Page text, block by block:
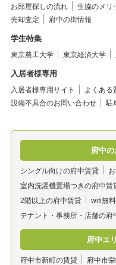
お部屋探しの流れ 生協のメリ
売却査定
府中の街情報
学生特集
東京農工大学 東京経済大学
入居者様専用
入居者様専用サイト よくある
設備不具合のお問い合わせ
駐
府中
シングル向けの府中賃貸
室内洗濯機置場つきの府中賃
2階以上の府中賃貸
wifi無
テナント・事務所・店舗の府
府中エ
府中市新町の賃貸 府中市